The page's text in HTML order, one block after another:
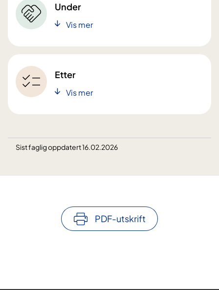
Under
Vis mer
Etter
Vis mer
Sist faglig oppdatert 16.02.2026
PDF-utskrift